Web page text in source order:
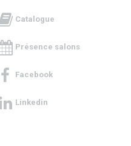
Catalogue
Présence salons
Facebook
Linkedin